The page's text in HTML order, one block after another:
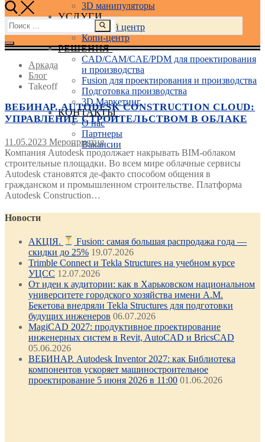
3D манипуляторы
УСЛУГИ
Учебный центр
Копи-центр
РЕШЕНИЯ
CAD/CAM/CAE/PDM для проектирования
и производства
Fusion для проектирования и производства
Подготовка производства
3D Маркетинг
КОНТАКТЫ
О нас
Партнеры
Вакансии
Найти:
Аркада
Блог
Takeoff
ВЕБИНАР. AUTODESK CONSTRUCTION CLOUD:
УПРАВЛЕНИЕ СТРОИТЕЛЬСТВОМ В ОБЛАКЕ
11.05.2023 Мероприятия
Компания Autodesk продолжает накрывать BIM-облаком
строительные площадки. Во всем мире облачные сервисы
Autodesk становятся де-факто способом общения в
гражданском и промышленном строительстве. Платформа
Autodesk Construction…
Новости
АКЦІЯ.
Fusion: самая большая распродажа года —
скидки до 25% 19.07.2026
Trimble Connect и Tekla Structures на учебном курсе
УЦСС 12.07.2026
От идеи к аудитории: как в Харьковском национальном
университете городского хозяйства имени А.М.
Бекетова внедряли Tekla Structures для подготовки
будущих инженеров 06.07.2026
MagiCAD 2027: продуктивное проектирование
инженерных систем в Revit, AutoCAD и BricsCAD
05.06.2026
ВЕБИНАР. Autodesk Inventor 2027: как Библиотека
компонентов ускоряет машиностроительное
проектирование 5 июня 2026 в 11:00 01.06.2026